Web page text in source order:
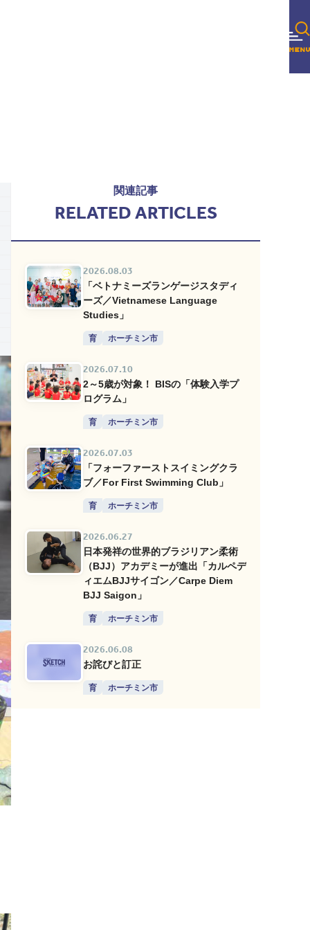
関連記事
RELATED ARTICLES
2026.08.03
「ベトナミーズランゲージスタディ
ーズ／Vietnamese Language
Studies」
育 ホーチミン市
2026.07.10
2～5歳が対象！ BISの「体験入学プ
ログラム」
育 ホーチミン市
2026.07.03
「フォーファーストスイミングクラ
ブ／For First Swimming Club」
育 ホーチミン市
2026.06.27
日本発祥の世界的ブラジリアン柔術
（BJJ）アカデミーが進出「カルペデ
ィエムBJJサイゴン／Carpe Diem
BJJ Saigon」
育 ホーチミン市
2026.06.08
お詫びと訂正
育 ホーチミン市